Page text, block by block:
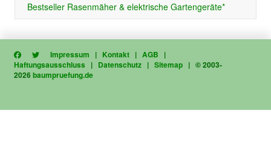
Bestseller Rasenmäher & elektrische Gartengeräte*
Impressum | Kontakt |AGB |
Haftungsausschluss | Datenschutz |Sitemap | © 2003-
2026baumpruefung.de